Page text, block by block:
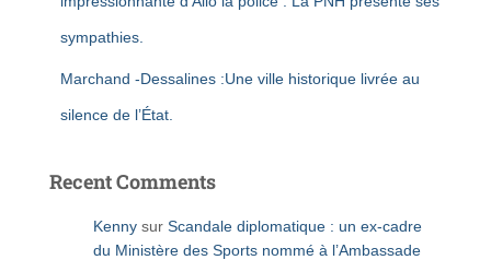
sympathies.
Marchand -Dessalines :Une ville historique livrée au
silence de l’État.
Recent Comments
Kenny sur Scandale diplomatique : un ex-cadre
du Ministère des Sports nommé à l’Ambassade